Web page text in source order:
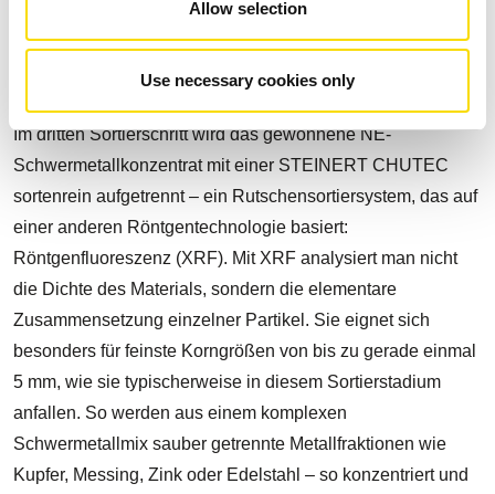
Allow selection
Use necessary cookies only
atomaren Dichte zuverlässig von schwereren Fraktionen
wie Kupfer, Messing oder Zink trennen.
Im dritten Sortierschritt wird das gewonnene NE-
Schwermetallkonzentrat mit einer STEINERT CHUTEC
sortenrein aufgetrennt – ein Rutschensortiersystem, das auf
einer anderen Röntgentechnologie basiert:
Röntgenfluoreszenz (XRF). Mit XRF analysiert man nicht
die Dichte des Materials, sondern die elementare
Zusammensetzung einzelner Partikel. Sie eignet sich
besonders für feinste Korngrößen von bis zu gerade einmal
5 mm, wie sie typischerweise in diesem Sortierstadium
anfallen. So werden aus einem komplexen
Schwermetallmix sauber getrennte Metallfraktionen wie
Kupfer, Messing, Zink oder Edelstahl – so konzentriert und